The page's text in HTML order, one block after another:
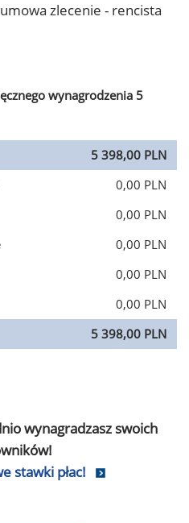
zlecenie - rencista
wynagrodzenia 5
5 398,00 PLN
0,00 PLN
0,00 PLN
0,00 PLN
0,00 PLN
0,00 PLN
5 398,00 PLN
wynagradzasz swoich
stawki płac!